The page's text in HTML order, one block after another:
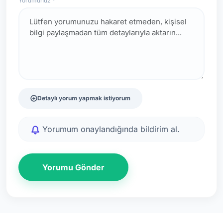
Detaylı yorum yapmak istiyorum
Yorumum onaylandığında bildirim al.
Yorumu Gönder